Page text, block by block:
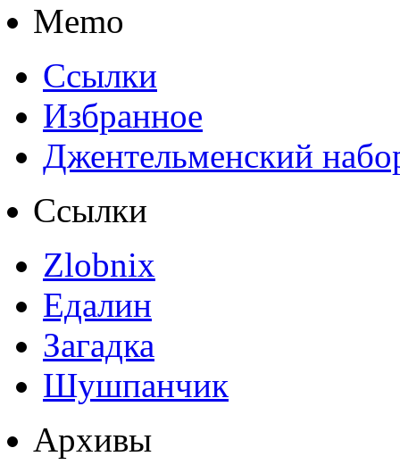
Memo
Ссылки
Избранное
Джентельменский
Ссылки
Zlobnix
Едалин
Загадка
Шушпанчик
Архивы